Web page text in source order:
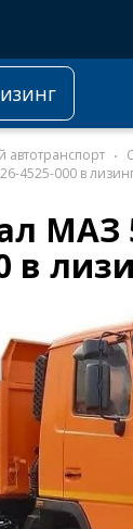
автотранспорт
4525-000 в
МАЗ
в